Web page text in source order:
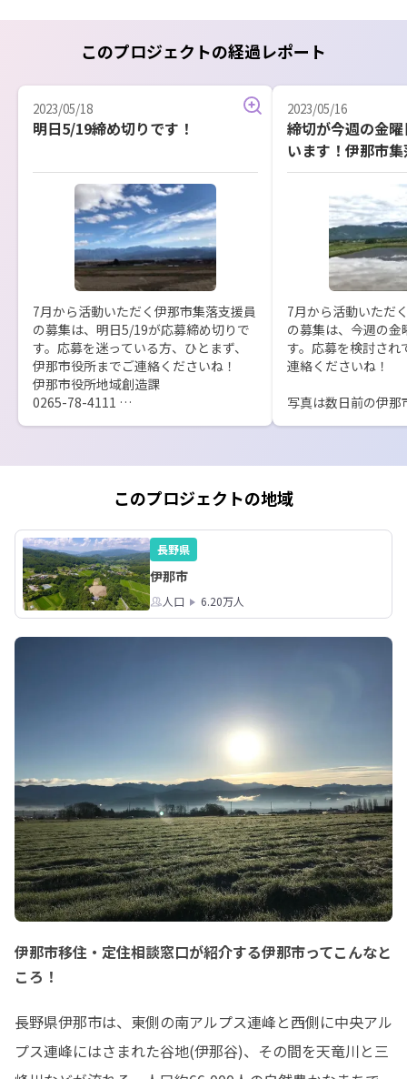
このプロジェクトの経過レポート
2023/05/18
明日5/19締め切りです！
7月から活動いただく伊那市集落支援員
の募集は、明日5/19が応募締め切りで
す。応募を迷っている方、ひとまず、
伊那市役所までご連絡くださいね！
伊那市役所地域創造課
0265-78-4111
が吹きます。田んぼの周りではカエル
の大合唱。のどかな毎日です。
2023/05/16
締切が今週の金
います！伊那市
むすび♪
7月から活動いただ
の募集は、今週の
す。応募を検討され
連絡くださいね！
写真は数日前の伊那
ぜひ、伊那市へ来て
このプロジェクトの地域
長野県
伊那市
人口 6.20万人
伊那市移住・定住相談窓口が紹介する伊那市ってこんなと
ころ！
長野県伊那市は、東側の南アルプス連峰と西側に中央アル
プス連峰にはさまれた谷地(伊那谷)、その間を天竜川と三